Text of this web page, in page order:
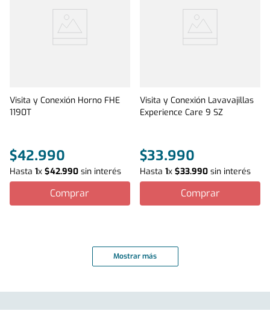
Visita y Conexión Horno FHE
1190T
$42.990
Hasta 1x $42.990 sin interés
Comprar
Visita y Conexión Lavavajillas
Experience Care 9 SZ
$33.990
Hasta1x$33.990 sin interés
Comprar
Mostrar más